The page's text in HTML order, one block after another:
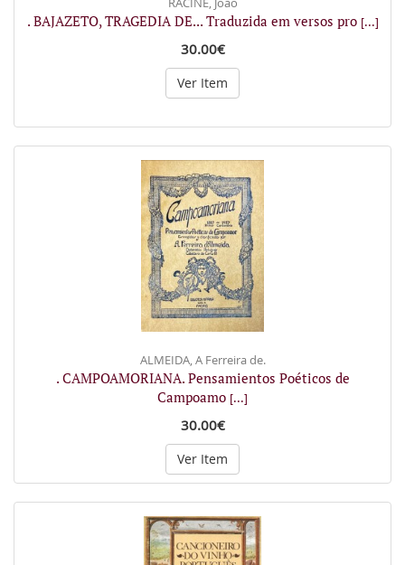
. BAJAZETO, TRAGEDIA DE... Traduzida em versos pro [...]
30.00€
Ver Item
ALMEIDA, A Ferreira de.
. CAMPOAMORIANA. Pensamientos Poéticos de
Campoamo [...]
30.00€
Ver Item